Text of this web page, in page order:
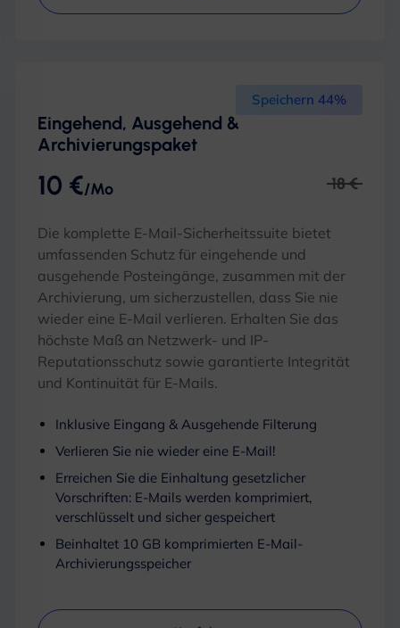
Speichern 44%
Eingehend, Ausgehend &
Archivierungspaket
10 €/Mo 18 €
Die komplette E-Mail-Sicherheitssuite bietet
umfassenden Schutz für eingehende und
ausgehende Posteingänge, zusammen mit der
Archivierung, um sicherzustellen, dass Sie nie
wieder eine E-Mail verlieren. Erhalten Sie das
höchste Maß an Netzwerk- und IP-
Reputationsschutz sowie garantierte Integrität
und Kontinuität für E-Mails.
Inklusive Eingang & Ausgehende Filterung
Verlieren Sie nie wieder eine E-Mail!
Erreichen Sie die Einhaltung gesetzlicher
Vorschriften: E-Mails werden komprimiert,
verschlüsselt und sicher gespeichert
Beinhaltet 10 GB komprimierten E-Mail-
Archivierungsspeicher